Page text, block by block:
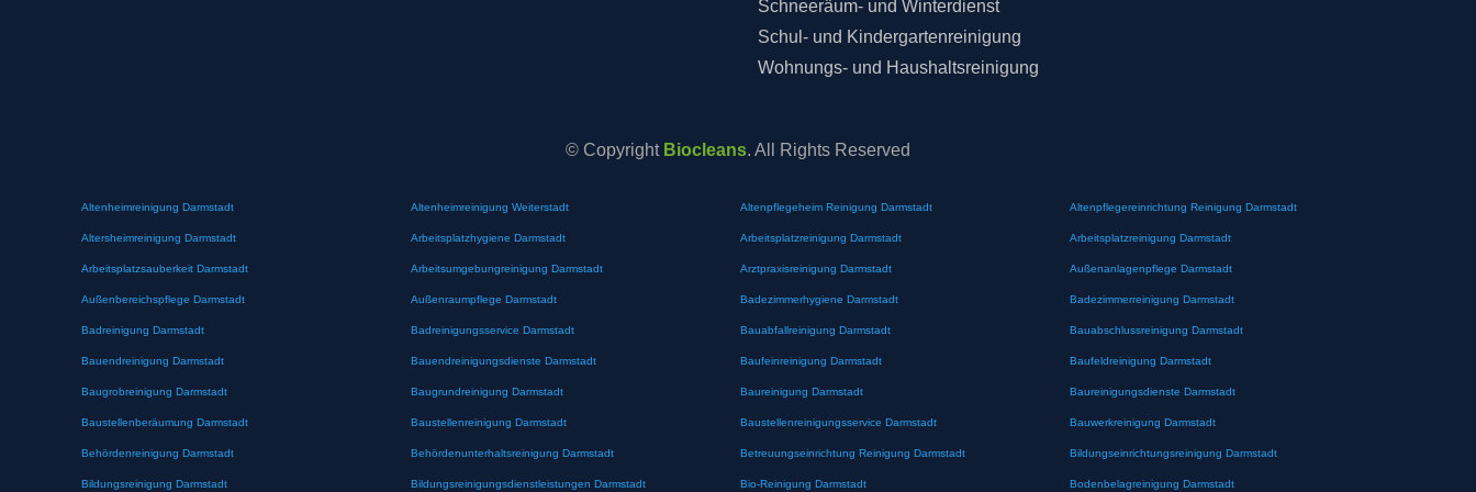
Schneeräum- und Winterdienst
Schul- und Kindergartenreinigung
Wohnungs- und Haushaltsreinigung
© Copyright Biocleans. All Rights Reserved
Altenheimreinigung Darmstadt Altenheimreinigung Weiterstadt Altenpflegeheim Reinigung Darmstadt Altenpflegereinrichtung Reinigung Darmstadt
Altersheimreinigung Darmstadt Arbeitsplatzhygiene Darmstadt Arbeitsplatzreinigung Darmstadt Arbeitsplatzreinigung Darmstadt
Arbeitsplatzsauberkeit Darmstadt Arbeitsumgebungreinigung Darmstadt Arztpraxisreinigung Darmstadt Außenanlagenpflege Darmstadt
Außenbereichspflege Darmstadt Außenraumpflege Darmstadt Badezimmerhygiene Darmstadt Badezimmerreinigung Darmstadt
Badreinigung Darmstadt Badreinigungsservice Darmstadt Bauabfallreinigung Darmstadt Bauabschlussreinigung Darmstadt
Bauendreinigung Darmstadt Bauendreinigungsdienste Darmstadt Baufeinreinigung Darmstadt Baufeldreinigung Darmstadt
Baugrobreinigung Darmstadt Baugrundreinigung Darmstadt Baureinigung Darmstadt Baureinigungsdienste Darmstadt
Baustellenberäumung Darmstadt Baustellenreinigung Darmstadt Baustellenreinigungsservice Darmstadt Bauwerkreinigung Darmstadt
Behördenreinigung Darmstadt Behördenunterhaltsreinigung Darmstadt Betreuungseinrichtung Reinigung Darmstadt Bildungseinrichtungsreinigung Darmstadt
Bildungsreinigung Darmstadt Bildungsreinigungsdienstleistungen Darmstadt Bio-Reinigung Darmstadt Bodenbelagreinigung Darmstadt